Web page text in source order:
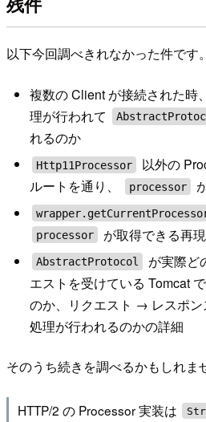
以下今回調べきれなかった件です。
複数の Client が接続された時
理が行われて
れるのか
Http11Processor
以外の
ルートを通り、
processor
processor が取得できる再
AbstractProtocol
が実際ど
エストを受けている Tomcat
のか、リクエスト → レスポ
処理が行われるのかの詳細
そのうち続きを調べるかもしれま
HTTP/2 の Processor 実装は